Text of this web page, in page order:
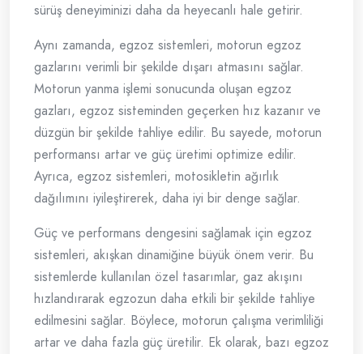
sürüş deneyiminizi daha da heyecanlı hale getirir.
Aynı zamanda, egzoz sistemleri, motorun egzoz
gazlarını verimli bir şekilde dışarı atmasını sağlar.
Motorun yanma işlemi sonucunda oluşan egzoz
gazları, egzoz sisteminden geçerken hız kazanır ve
düzgün bir şekilde tahliye edilir. Bu sayede, motorun
performansı artar ve güç üretimi optimize edilir.
Ayrıca, egzoz sistemleri, motosikletin ağırlık
dağılımını iyileştirerek, daha iyi bir denge sağlar.
Güç ve performans dengesini sağlamak için egzoz
sistemleri, akışkan dinamiğine büyük önem verir. Bu
sistemlerde kullanılan özel tasarımlar, gaz akışını
hızlandırarak egzozun daha etkili bir şekilde tahliye
edilmesini sağlar. Böylece, motorun çalışma verimliliği
artar ve daha fazla güç üretilir. Ek olarak, bazı egzoz